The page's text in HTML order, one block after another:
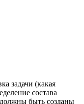
задачи (какая
состава
быть созданы